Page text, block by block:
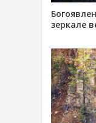
зеркале